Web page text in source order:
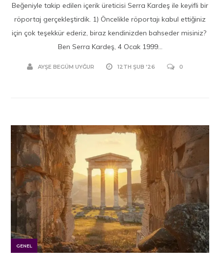
Beğeniyle takip edilen içerik üreticisi Serra Kardeş ile keyifli bir
röportaj gerçekleştirdik. 1) Öncelikle röportajı kabul ettiğiniz
için çok teşekkür ederiz, biraz kendinizden bahseder misiniz?
Ben Serra Kardeş, 4 Ocak 1999...
AYŞE BEGÜM UYĞUR 12TH ŞUB '26 0
GENEL